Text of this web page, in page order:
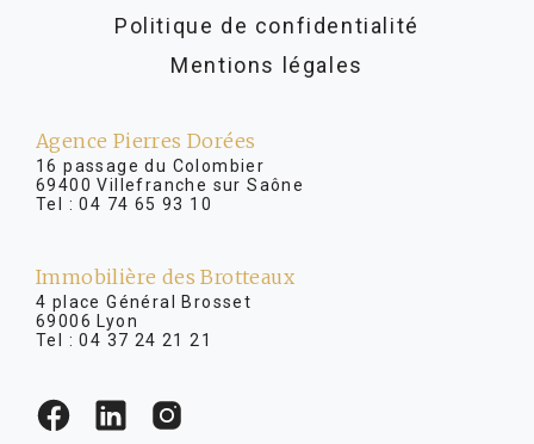
Politique de confidentialité
Mentions légales
Agence Pierres Dorées
16 passage du Colombier
69400 Villefranche sur Saône
Tel :04 74 65 93 10
Immobilière des Brotteaux
4 place Général Brosset
69006 Lyon
Tel :04 37 24 21 21